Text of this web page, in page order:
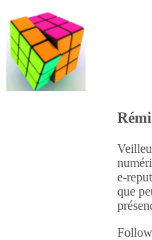
e-
que